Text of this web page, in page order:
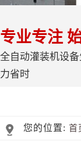
专业专注
全自动灌装机设
力省时
您的位置: 首